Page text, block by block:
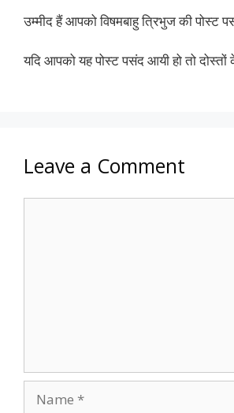
उम्मीद हैं आपको विषमबाहु त्रिभुज की पोस्ट
यदि आपको यह पोस्ट पसंद आयी हो तो
Leave a Comment
Name